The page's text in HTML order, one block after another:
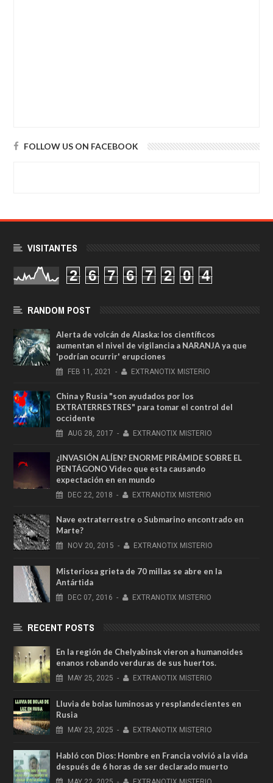
FOLLOW US ON FACEBOOK
VISITANTES
2 6 7 6 7 2 0 4
RANDOM POST
Alerta de volcán de Alaska: los científicos
aumentan el nivel de vigilancia a NARANJA ya que
'podrían ocurrir' erupciones
FEB 11, 2021 - EXTRANOTIX MISTERIO
China y Rusia "son ayudados por los
EXTRATERRESTRES" para tomar el control del
occidente
AUG 28, 2017 - EXTRANOTIX MISTERIO
¿INVASIÓN ALÍEN? ENORME PIRÁMIDE SOBRE EL
PENTÁGONO Video que esta causando
expectación en en mundo
DEC 22, 2018 - EXTRANOTIX MISTERIO
Nave extraterrestre o Submarino encontrado en
Marte?
NOV 20, 2015 - EXTRANOTIX MISTERIO
Misteriosa grieta de 70 millas se abre en la
Antártida
DEC 07, 2016 - EXTRANOTIX MISTERIO
RECENT POSTS
En la región de Chelyabinsk vieron a humanoides
enanos robando verduras de sus huertos.
MAY 25, 2025 - EXTRANOTIX MISTERIO
Lluvia de bolas luminosas y resplandecientes en
Rusia
MAY 23, 2025 - EXTRANOTIX MISTERIO
Habló con Dios: Hombre en Francia volvió a la vida
después de 6 horas de ser declarado muerto